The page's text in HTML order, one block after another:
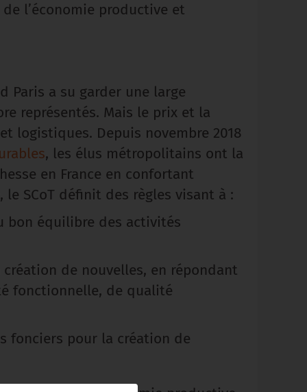
l’économie productive et
Paris a su garder une large
représentés. Mais le prix et la
logistiques. Depuis novembre 2018
, les élus métropolitains ont la
en France en confortant
SCoT définit des règles visant à :
bon équilibre des activités
de nouvelles, en répondant
fonctionnelle, de qualité
fonciers pour la création de